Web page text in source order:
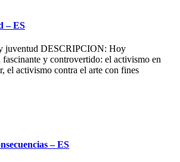
– ES
juventud DESCRIPCION: Hoy
fascinante y controvertido: el activismo en
el activismo contra el arte con fines
– ES